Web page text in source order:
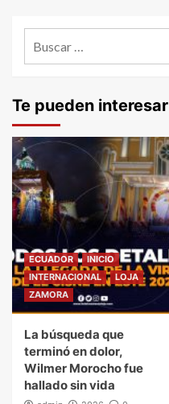
Te pueden interesar
ECUADOR
INICIO
INTERNACIONAL
LOJA
ZAMORA
La búsqueda que
terminó en dolor,
Wilmer Morocho fue
hallado sin vida